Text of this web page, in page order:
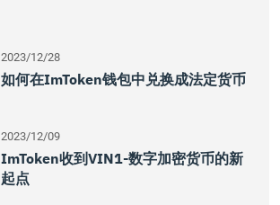
2023/12/28
如何在imToken钱包中兑换成法定货币
2023/12/09
ImToken收到VIN1-数字加密货币的新
起点